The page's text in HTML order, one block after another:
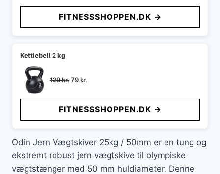
pris
var:
1.099 kr..
pris
er:
899 kr..
FITNESSSHOPPEN.DK →
Kettlebell 2 kg
129kr.Den
pris
var:
129 kr..
79kr.
pris
er:
79 kr..
FITNESSSHOPPEN.DK →
Odin Jern Vægtskiver 25kg / 50mm er en tung og
ekstremt robust jern vægtskive til olympiske
vægtstænger med 50 mm huldiameter. Denne